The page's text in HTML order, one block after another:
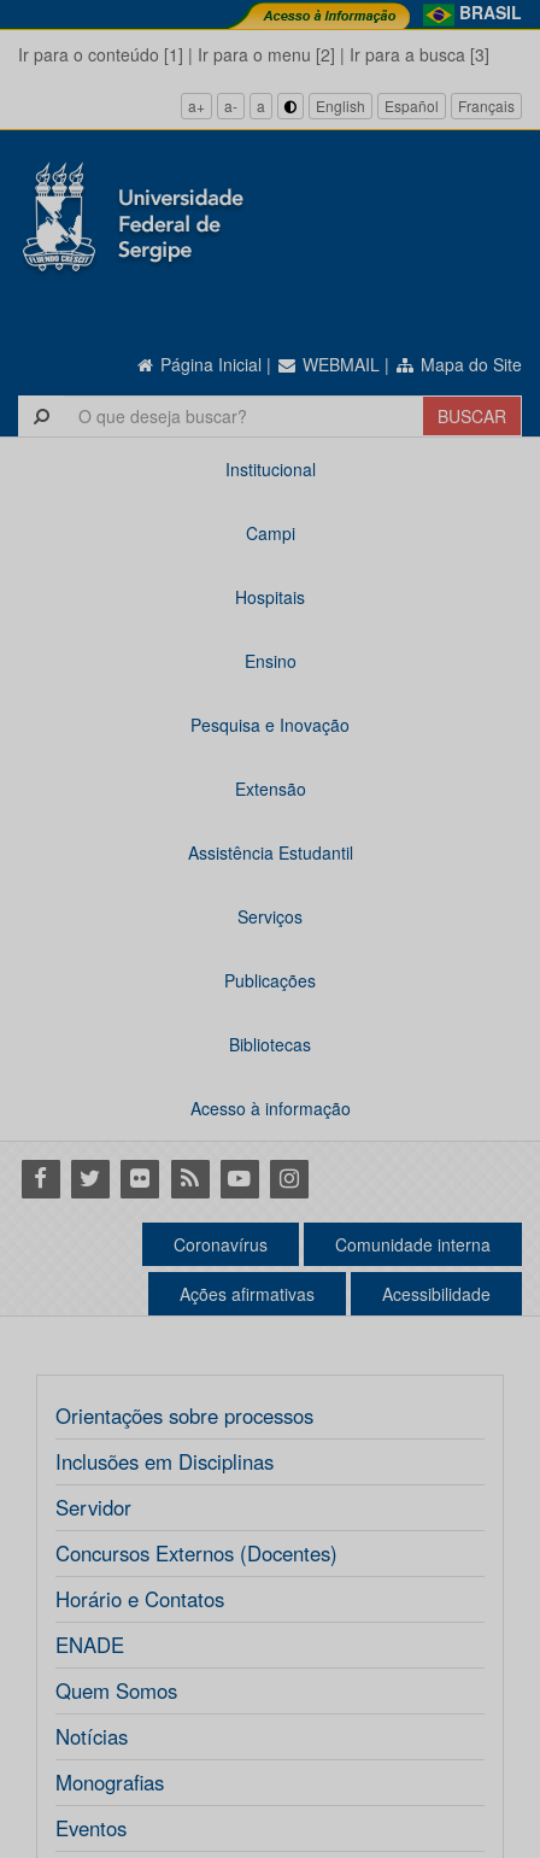
BRASIL
Ir para o conteúdo [1] | Ir para o menu [2] | Ir para a busca [3]
a+ a- a English Español Français
Página Inicial | WEBMAIL | Mapa do Site
Institucional
Campi
Hospitais
Ensino
Pesquisa e Inovação
Extensão
Assistência Estudantil
Serviços
Publicações
Bibliotecas
Acesso à informação
Facebook
Twitter Flickr RSS YoutubeInstagram
Coronavírus Comunidade interna
Ações afirmativas Acessibilidade
Orientações sobre processos
Inclusões em Disciplinas
Servidor
Concursos Externos (Docentes)
Horário e Contatos
ENADE
Quem Somos
Notícias
Monografias
Eventos